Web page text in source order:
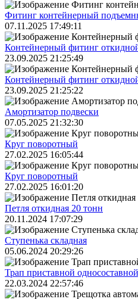
Фитинг контейнерный
07.11.2025 17:49:11
Контейнерный фитинг
23.09.2025 21:25:49
Контейнерный фитинг
23.09.2025 21:25:22
Амортизатор подвески
07.05.2025 21:32:30
Круг поворотный
27.02.2025 16:05:44
Круг поворотный
27.02.2025 16:01:20
Петля откидная 20 тонн
20.11.2024 17:07:29
Ступенька складная
05.06.2024 20:29:26
Трап приставной
22.03.2024 22:57:46